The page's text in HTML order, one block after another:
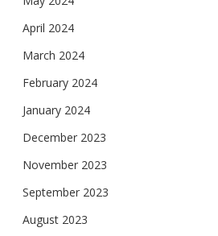
April 2024
March 2024
February 2024
January 2024
December 2023
November 2023
September 2023
August 2023